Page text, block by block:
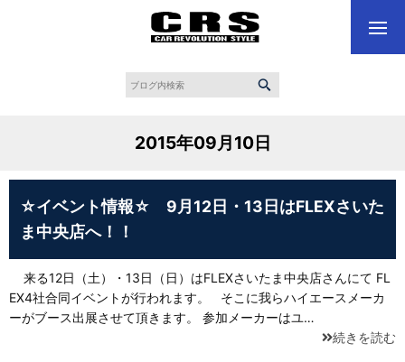
2015年09月10日
☆イベント情報☆ 9月12日・13日はFLEXさいた
ま中央店へ！！
来る12日（土）・13日（日）はFLEXさいたま中央店さんにて FL
EX4社合同イベントが行われます。 そこに我らハイエースメーカ
ーがブース出展させて頂きます。 参加メーカーはユ…
続きを読む